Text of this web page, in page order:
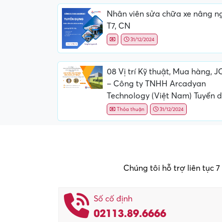
Nhân viên sửa chữa xe nâng
T7, CN
31/12/2024
08 Vị trí Kỹ thuật, Mua hàng,
– Công ty TNHH Arcadyan
Technology (Việt Nam) Tuyển
Thỏa thuận 31/12/2024
Chúng tôi hỗ trợ liên tục
Số cố định
02113.89.6666